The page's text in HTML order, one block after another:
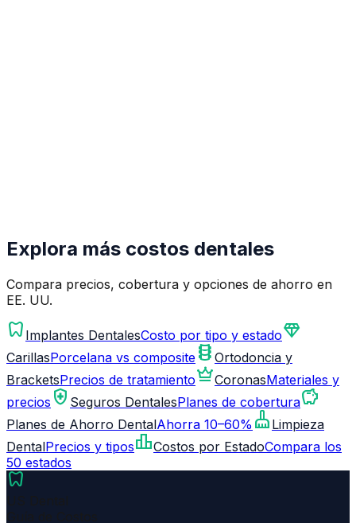
Explora más costos dentales
Compara precios, cobertura y opciones de ahorro en
EE. UU.
dentistry Implantes DentalesCosto por tipo y estadodiamond
CarillasPorcelana vs composite orthopedics Ortodoncia y
BracketsPrecios de tratamientocrownCoronasMateriales y
precios health_and_safety Seguros DentalesPlanes de coberturasavings
Planes de Ahorro DentalAhorra 10–60% cleaning_services Limpieza
DentalPrecios y tiposleaderboardCostos por EstadoCompara los
50 estados
dentistry